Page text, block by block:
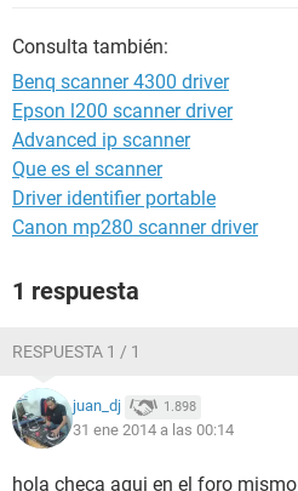
Consulta también:
Benq scanner 4300 driver
Epson l200 scanner driver
Advanced ip scanner
Que es el scanner
Driver identifier portable
Canon mp280 scanner driver
1 respuesta
RESPUESTA 1 / 1
juan_dj 1.898
31 ene 2014 a las 00:14
hola checa aqui en el foro mismo